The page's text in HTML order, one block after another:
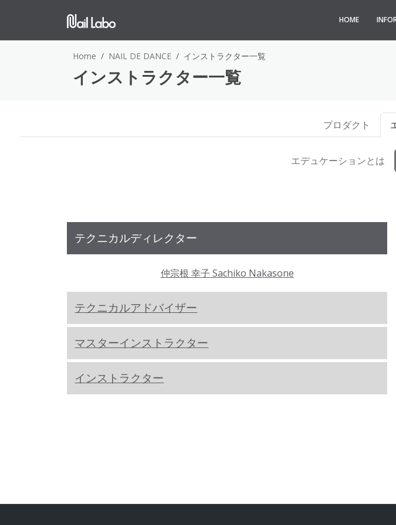
HOME
Home NAIL DE DANCE インストラクター一覧
インストラクター一覧
プロダクト
エデュケーションとは
テクニカルディレクター
仲宗根 幸子 Sachiko Nakasone
テクニカルアドバイザー
マスターインストラクター
インストラクター